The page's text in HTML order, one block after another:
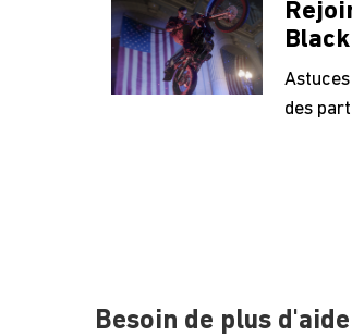
des
Besoin de plus d'aide